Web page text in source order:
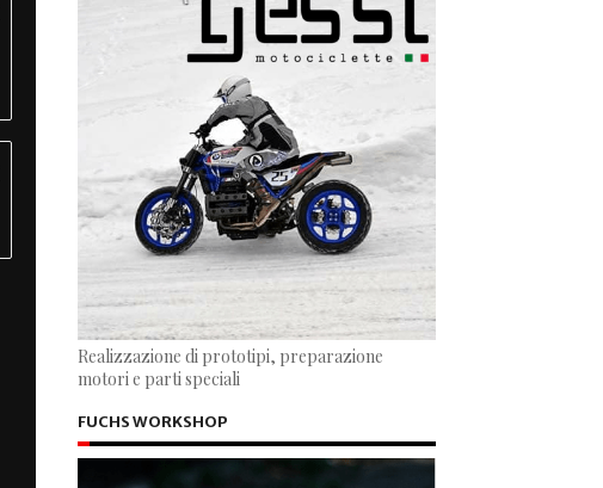
Realizzazione di prototipi, preparazione
motori e parti speciali
FUCHS WORKSHOP